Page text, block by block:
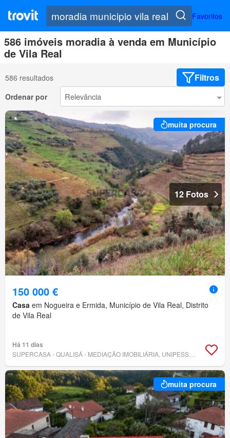
Favoritos
586 imóveis moradia à venda em Município
de Vila Real
586 resultados Filtros
Ordenar por
muita procura
12 Fotos
150 000 €
Casa em Nogueira e Ermida, Município de Vila Real, Distrito
de Vila Real
Há 11 dias
muita procura